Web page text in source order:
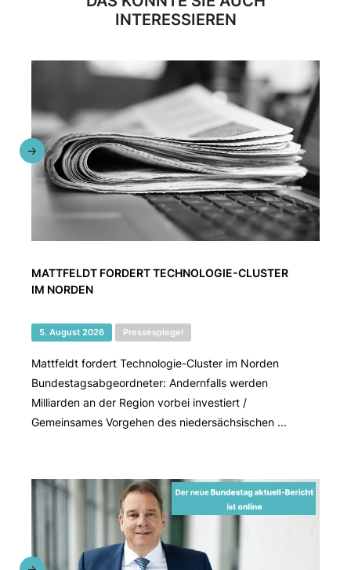
INTERESSIEREN
MATTFELDT FORDERT TECHNOLOGIE-CLUSTER
IM NORDEN
5. August 2026 Pressespiegel
Mattfeldt fordert Technologie-Cluster im Norden
Bundestagsabgeordneter: Andernfalls werden
Milliarden an der Region vorbei investiert /
Gemeinsames Vorgehen des niedersächsischen ...